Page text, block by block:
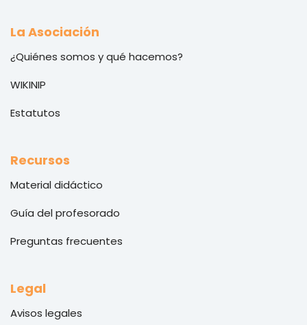
La Asociación
¿Quiénes somos y qué hacemos?
WIKINIP
Estatutos
Recursos
Material didáctico
Guía del profesorado
Preguntas frecuentes
Legal
Avisos legales